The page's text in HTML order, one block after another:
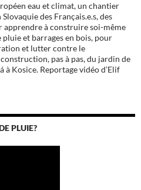
eau et climat, un chantier
des Français.e.s, des
apprendre à construire soi-même
et barrages en bois, pour
et lutter contre le
pas à pas, du jardin de
à Kosice. Reportage vidéo d’Elif
PLUIE?